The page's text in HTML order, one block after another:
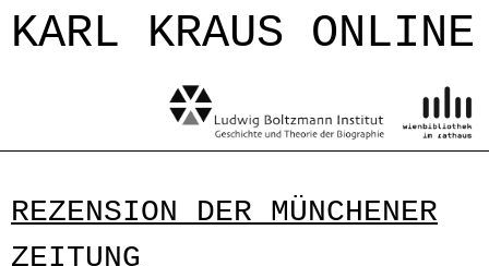
Jump to navigation
KARL KRAUS ONLINE
REZENSION DER MÜNCHENER
ZEITUNG